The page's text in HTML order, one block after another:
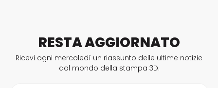
RESTA AGGIORNATO
Ricevi ogni mercoledì un riassunto delle ultime notizie
dal mondo della stampa 3D.